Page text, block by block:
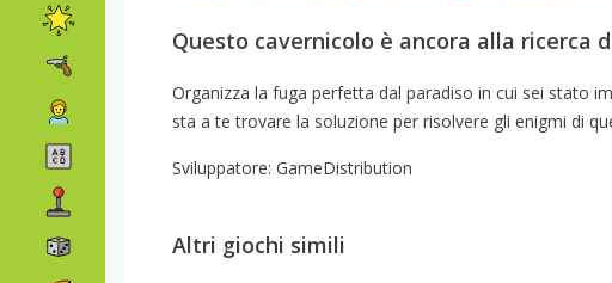
Questo cavernicolo è ancora alla ricerca
Organizza la fuga perfetta dal paradiso in cui sei stato
sta a te trovare la soluzione per risolvere gli enigmi di
Sviluppatore: GameDistribution
Altri giochi simili